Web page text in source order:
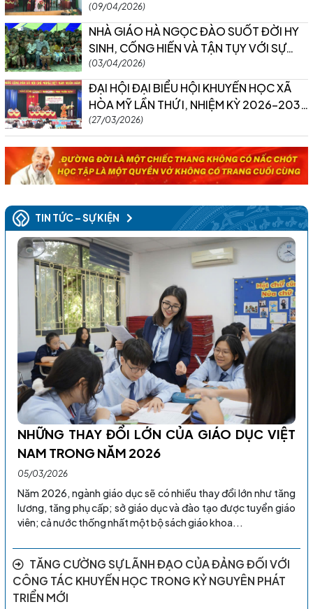
2031 THÀNH CÔNG TỐT ĐẸP
(09/04/2026)
NHÀ GIÁO HÀ NGỌC ĐÀO SUỐT ĐỜI HY
SINH, CỐNG HIẾN VÀ TẬN TỤY VỚI SỰ
NGHIỆP ‘TRÔNG NGƯỜI” ĐÃ ĐI XA MÃI
(03/04/2026)
ĐẠI HỘI ĐẠI BIỂU HỘI KHUYẾN HỌC XÃ
HÒA MỸ LẦN THỨ I, NHIỆM KỲ 2026-2031
THÀNH CÔNG TỐT ĐẸP
(27/03/2026)
TIN TỨC – SỰ KIỆN
NHỮNG THAY ĐỔI LỚN CỦA GIÁO DỤC VIỆT
NAM TRONG NĂM 2026
05/03/2026
Năm 2026, ngành giáo dục sẽ có nhiều thay đổi lớn như tăng
lương, tăng phụ cấp; sở giáo dục và đào tạo được tuyển giáo
viên; cả nước thống nhất một bộ sách giáo khoa...
TĂNG CƯỜNG SỰ LÃNH ĐẠO CỦA ĐẢNG ĐỐI VỚI
CÔNG TÁC KHUYẾN HỌC TRONG KỶ NGUYÊN PHÁT
TRIỂN MỚI